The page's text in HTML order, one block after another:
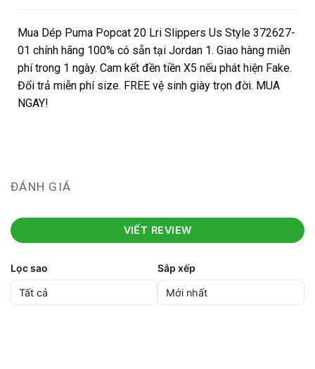
Mua Dép Puma Popcat 20 Lri Slippers Us Style 372627-
01 chính hãng 100% có sẵn tại Jordan 1. Giao hàng miễn
phí trong 1 ngày. Cam kết đền tiền X5 nếu phát hiện Fake.
Đổi trả miễn phí size. FREE vệ sinh giày trọn đời. MUA
NGAY!
ĐÁNH GIÁ
VIẾT REVIEW
Lọc sao Sắp xếp